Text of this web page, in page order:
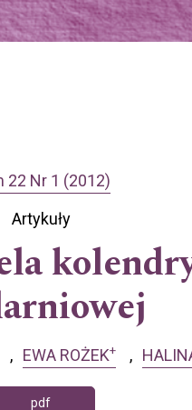
22 Nr 1 (2012)
Artykuły
EWA ROŻEK+
pdf